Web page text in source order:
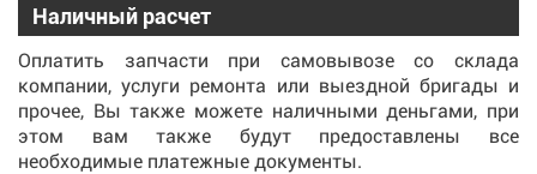
Наличный расчет
Оплатить запчасти при самовывозе со склада
компании, услуги ремонта или выездной бригады и
прочее, Вы также можете наличными деньгами, при
этом вам также будут предоставлены все
необходимые платежные документы.